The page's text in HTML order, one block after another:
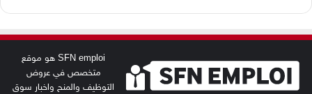
SFN emploi هو موقع
متخصص في عروض
التوظيف والمنح واخبار سوق